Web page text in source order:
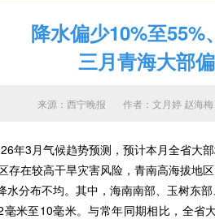
降水偏少10%至
三月青海大部
来源：西宁晚报 作者： 文月婷 赵海
3月气候趋势预测，预计本月全省大
存在较高干旱灾害风险，青南高海拔地
布不均。其中，海南南部、玉树东
米至10毫米。与常年同期相比，全